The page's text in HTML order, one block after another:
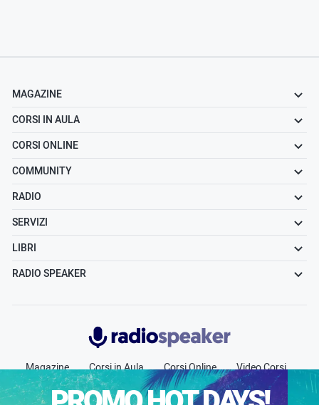
MAGAZINE
CORSI IN AULA
CORSI ONLINE
COMMUNITY
RADIO
SERVIZI
LIBRI
RADIO SPEAKER
Radiospeaker.it
Magazine Corsi in Aula Corsi Online
Video Corsi
Community
Radio Jobs Chi siamo
Contatti